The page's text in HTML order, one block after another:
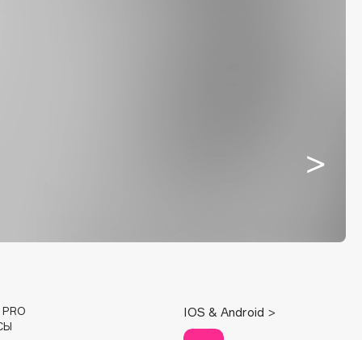
PRO
IOS & Android >